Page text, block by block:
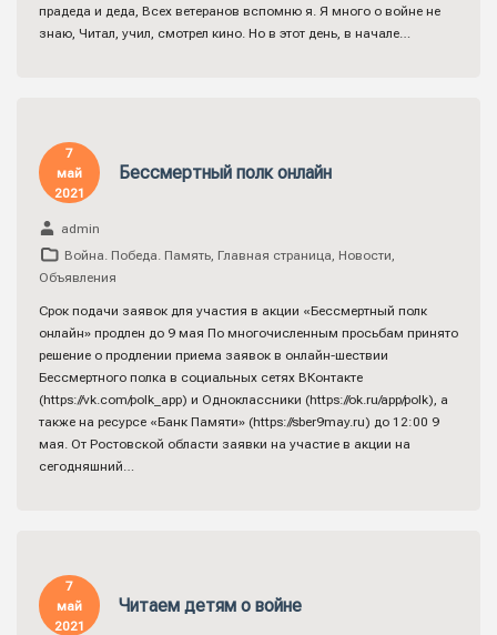
прадеда и деда, Всех ветеранов вспомню я. Я много о войне не
знаю, Читал, учил, смотрел кино. Но в этот день, в начале…
7
май
2021
Бессмертный полк онлайн
admin
Война. Победа. Память, Главная страница, Новости,
Объявления
Срок подачи заявок для участия в акции «Бессмертный полк
онлайн» продлен до 9 мая По многочисленным просьбам принято
решение о продлении приема заявок в онлайн-шествии
Бессмертного полка в социальных сетях ВКонтакте
(https://vk.com/polk_app) и Одноклассники (https://ok.ru/app/polk), а
также на ресурсе «Банк Памяти» (https://sber9may.ru) до 12:00 9
мая. От Ростовской области заявки на участие в акции на
сегодняшний…
7
май
2021
Читаем детям о войне